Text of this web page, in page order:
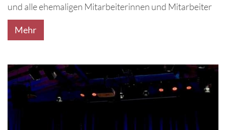
und alle ehemaligen Mitarbeiterinnen und Mitarbeiter
Mehr